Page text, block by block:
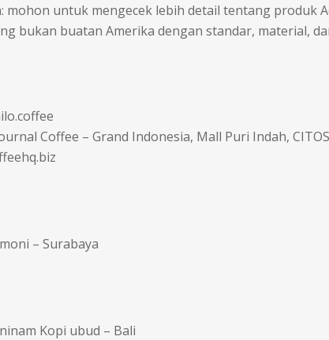
mohon untuk mengecek lebih detail tentang produk
bukan buatan Amerika dengan standar, material,
Coffee – Grand Indonesia, Mall Puri Indah, CITOS
– Surabaya
Kopi ubud – Bali